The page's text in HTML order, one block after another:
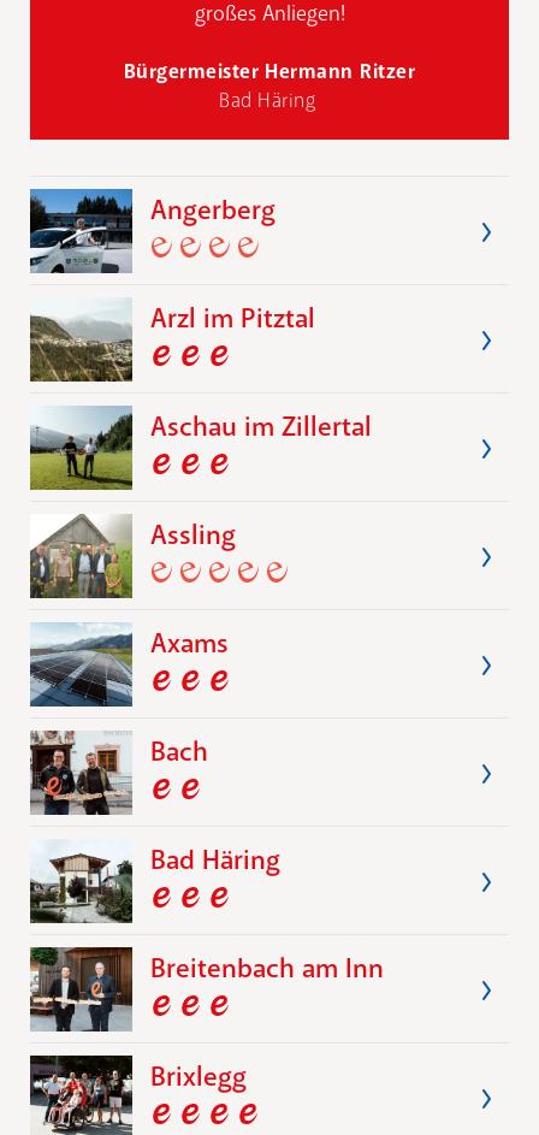
großes Anliegen!
Bürgermeister Hermann Ritzer
Bad Häring
Angerberg
Arzl im Pitztal
Aschau im Zillertal
Assling
Axams
Bach
Bad Häring
Breitenbach am Inn
Brixlegg